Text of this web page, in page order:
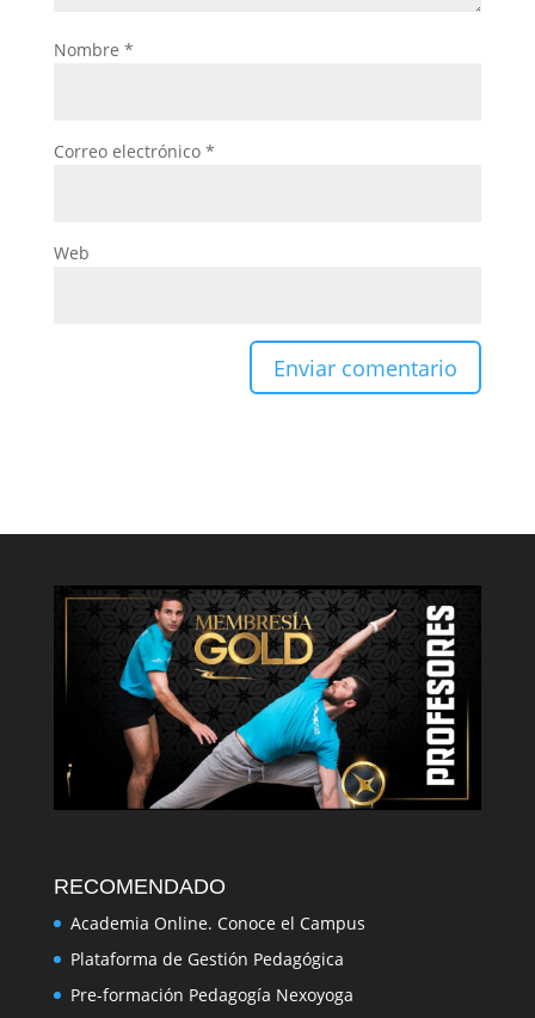
Nombre *
Correo electrónico *
Web
RECOMENDADO
Academia Online. Conoce el Campus
Plataforma de Gestión Pedagógica
Pre-formación Pedagogía Nexoyoga